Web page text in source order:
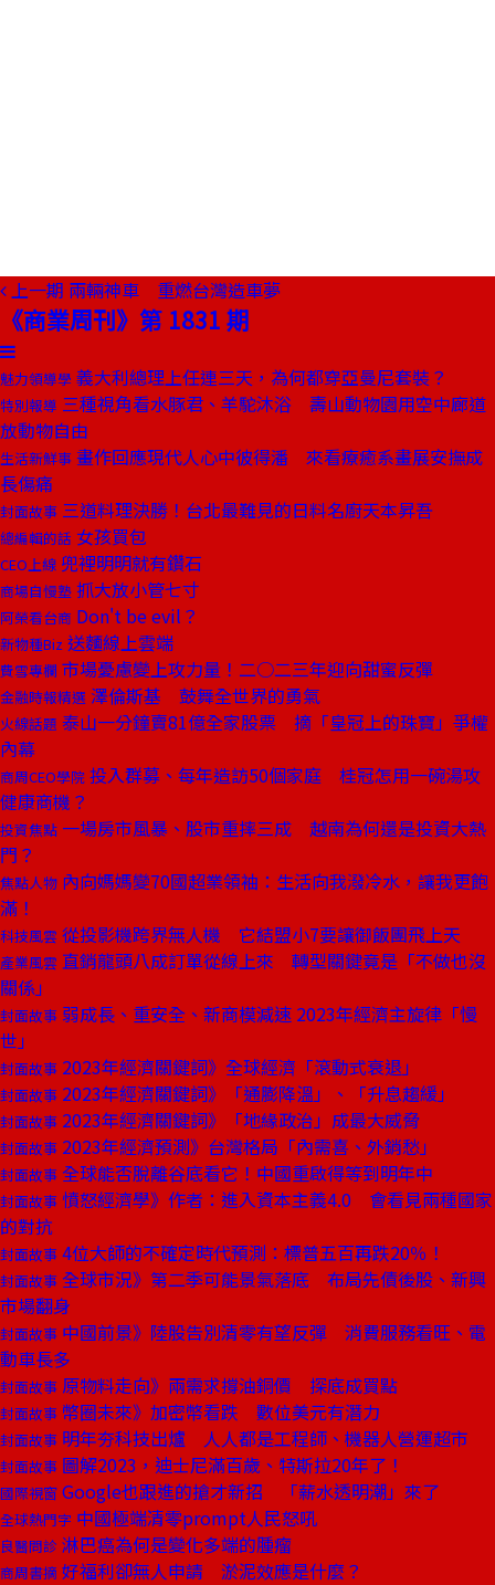
上一期 兩輛神車 重燃台灣造車夢
《商業周刊》第 1831 期
魅力領導學 義大利總理上任連三天，為何都穿亞曼尼套裝？
特別報導 三種視角看水豚君、羊駝沐浴 壽山動物園用空中廊道
放動物自由
生活新鮮事 畫作回應現代人心中彼得潘 來看療癒系畫展安撫成
長傷痛
封面故事 三道料理決勝！台北最難見的日料名廚天本昇吾
總編輯的話 女孩買包
CEO上線 兜裡明明就有鑽石
商場自慢塾 抓大放小管七寸
阿榮看台商 Don't be evil？
新物種Biz 送麵線上雲端
費雪專欄 市場憂慮變上攻力量！二○二三年迎向甜蜜反彈
金融時報精選 澤倫斯基 鼓舞全世界的勇氣
火線話題 泰山一分鐘賣81億全家股票 摘「皇冠上的珠寶」爭權
內幕
商周CEO學院 投入群募、每年造訪50個家庭 桂冠怎用一碗湯攻
健康商機？
投資焦點 一場房市風暴、股市重摔三成 越南為何還是投資大熱
門？
焦點人物 內向媽媽變70國超業領袖：生活向我潑冷水，讓我更飽
滿！
科技風雲 從投影機跨界無人機 它結盟小7要讓御飯團飛上天
產業風雲 直銷龍頭八成訂單從線上來 轉型關鍵竟是「不做也沒
關係」
封面故事 弱成長、重安全、新商模減速 2023年經濟主旋律「慢
世」
封面故事 2023年經濟關鍵詞》全球經濟「滾動式衰退」
封面故事 2023年經濟關鍵詞》「通膨降溫」、「升息趨緩」
封面故事 2023年經濟關鍵詞》「地緣政治」成最大威脅
封面故事 2023年經濟預測》台灣格局「內需喜、外銷愁」
封面故事 全球能否脫離谷底看它！中國重啟得等到明年中
封面故事 憤怒經濟學》作者：進入資本主義4.0 會看見兩種國家
的對抗
封面故事 4位大師的不確定時代預測：標普五百再跌20％！
封面故事 全球市況》第二季可能景氣落底 布局先債後股、新興
市場翻身
封面故事 中國前景》陸股告別清零有望反彈 消費服務看旺、電
動車長多
封面故事 原物料走向》兩需求撐油銅價 探底成買點
封面故事 幣圈未來》加密幣看跌 數位美元有潛力
封面故事 明年夯科技出爐 人人都是工程師、機器人營運超市
封面故事 圖解2023，迪士尼滿百歲、特斯拉20年了！
國際視窗 Google也跟進的搶才新招 「薪水透明潮」來了
全球熱門字 中國極端清零prompt人民怒吼
良醫問診 淋巴癌為何是變化多端的腫瘤
商周書摘 好福利卻無人申請 淤泥效應是什麼？